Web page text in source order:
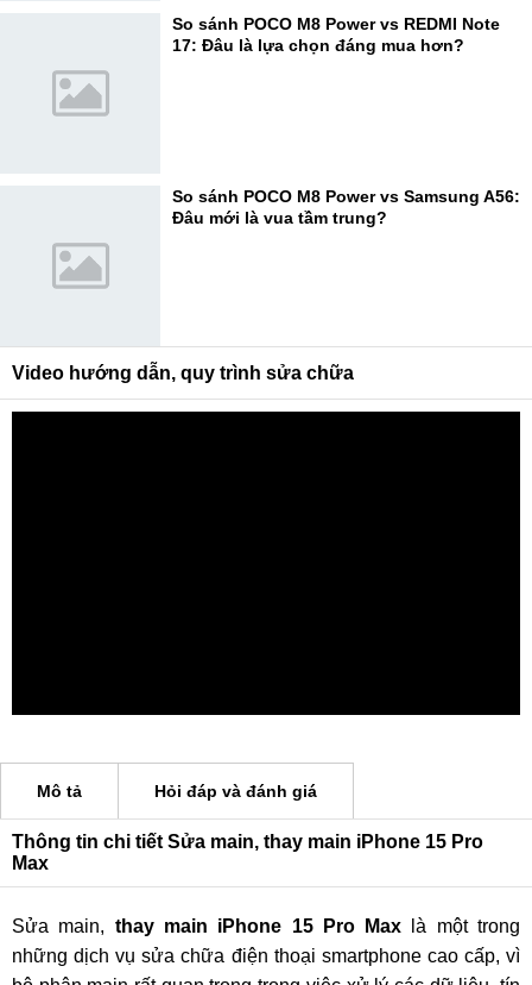
So sánh POCO M8 Power vs REDMI Note
17: Đâu là lựa chọn đáng mua hơn?
So sánh POCO M8 Power vs Samsung A56:
Đâu mới là vua tầm trung?
Video hướng dẫn, quy trình sửa chữa
Mô tả Hỏi đáp và đánh giá
Thông tin chi tiết Sửa main, thay main iPhone 15 Pro
Max
Sửa main, thay main iPhone 15 Pro Max là một trong
những dịch vụ sửa chữa điện thoại smartphone cao cấp, vì